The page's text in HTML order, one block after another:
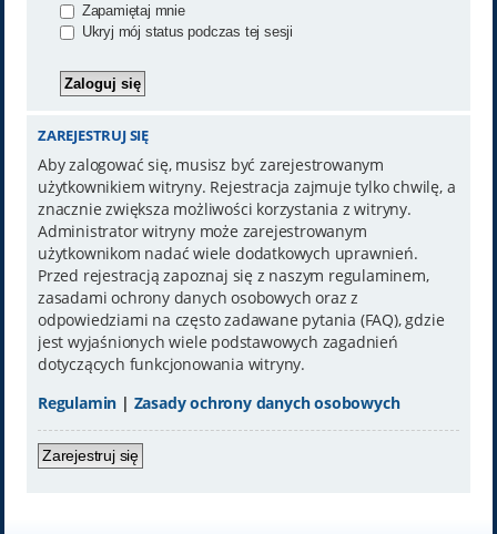
Zapamiętaj mnie
Ukryj mój status podczas tej sesji
ZAREJESTRUJ SIĘ
Aby zalogować się, musisz być zarejestrowanym
użytkownikiem witryny. Rejestracja zajmuje tylko chwilę, a
znacznie zwiększa możliwości korzystania z witryny.
Administrator witryny może zarejestrowanym
użytkownikom nadać wiele dodatkowych uprawnień.
Przed rejestracją zapoznaj się z naszym regulaminem,
zasadami ochrony danych osobowych oraz z
odpowiedziami na często zadawane pytania (FAQ), gdzie
jest wyjaśnionych wiele podstawowych zagadnień
dotyczących funkcjonowania witryny.
Regulamin | Zasady ochrony danych osobowych
Zarejestruj się